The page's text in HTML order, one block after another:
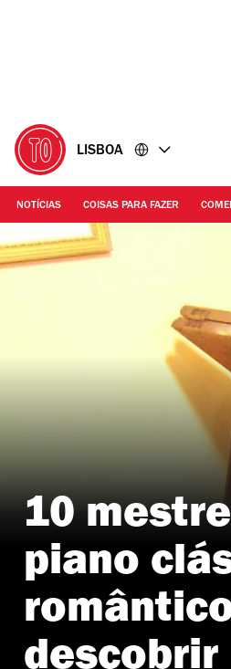
LISBOA
NOTÍCIAS COISAS PARA FAZER
10
piano